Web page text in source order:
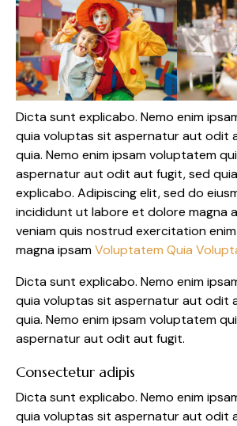
Dicta sunt explicabo. Nemo enim
quia voluptas sit aspernatur aut odit
quia. Nemo enim ipsam voluptatem
aspernatur aut odit aut fugit, sed
explicabo. Adipiscing elit, sed do
incididunt ut labore et dolore magna
veniam quis nostrud exercitation enim
magna ipsamVoluptatem Quia
Dicta sunt explicabo. Nemo enim
quia voluptas sit aspernatur aut odit
quia. Nemo enim ipsam voluptatem
aspernatur aut odit aut fugit.
Consectetur adipis
Dicta sunt explicabo. Nemo enim
quia voluptas sit aspernatur aut odit